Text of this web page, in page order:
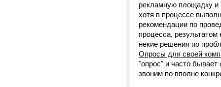
рекламную площадку
хотя в процессе
рекомендации по
процесса,
некие решения по
Опросы для своей
"опрос" и часто бывает
звоним по вполне